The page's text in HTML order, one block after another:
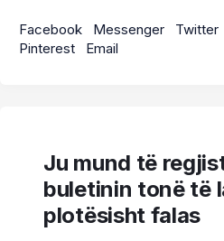
Facebook Messenger Twitter
Pinterest
Email
Ju mund të
buletinin tonë të
plotësisht falas